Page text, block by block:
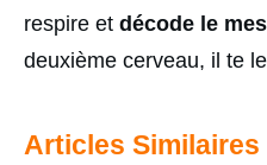
respire et décode le
deuxième cerveau, il te
Articles Similaires